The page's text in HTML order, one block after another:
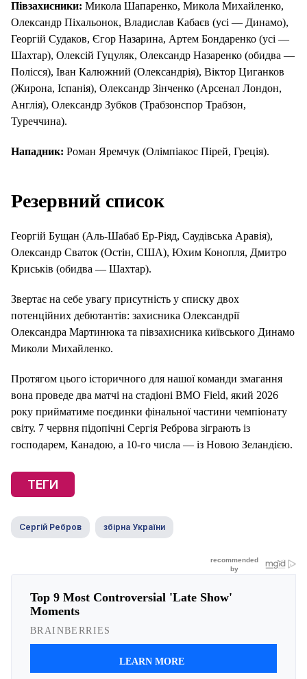
Півзахисники: Микола Шапаренко, Микола Михайленко,
Олександр Піхальонок, Владислав Кабаєв (усі — Динамо),
Георгій Судаков, Єгор Назарина, Артем Бондаренко (усі —
Шахтар), Олексій Гуцуляк, Олександр Назаренко (обидва —
Полісся), Іван Калюжний (Олександрія), Віктор Циганков
(Жирона, Іспанія), Олександр Зінченко (Арсенал Лондон,
Англія), Олександр Зубков (Трабзонспор Трабзон,
Туреччина).
Нападник: Роман Яремчук (Олімпіакос Пірей, Греція).
Резервний список
Георгій Бущан (Аль-Шабаб Ер-Ріяд, Саудівська Аравія),
Олександр Сваток (Остін, США), Юхим Конопля, Дмитро
Криськів (обидва — Шахтар).
Звертає на себе увагу присутність у списку двох
потенційних дебютантів: захисника Олександрії
Олександра Мартинюка та півзахисника київського Динамо
Миколи Михайленко.
Протягом цього історичного для нашої команди змагання
вона проведе два матчі на стадіоні BMO Field, який 2026
року прийматиме поєдинки фінальної частини чемпіонату
світу. 7 червня підопічні Сергія Реброва зіграють із
господарем, Канадою, а 10-го числа — із Новою Зеландією.
ТЕГИ
Сергій Ребров збірна України